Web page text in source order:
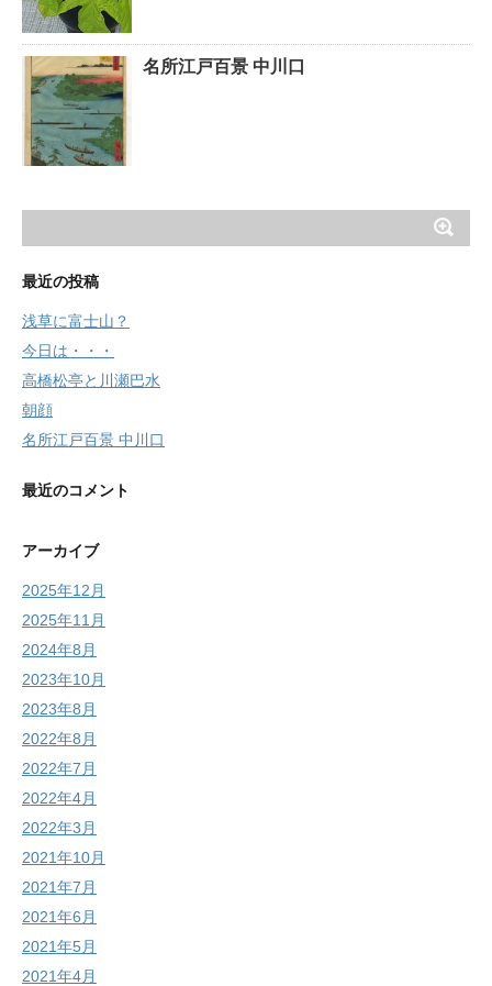
名所江戸百景 中川口
最近の投稿
浅草に富士山？
今日は・・・
高橋松亭と川瀬巴水
朝顔
名所江戸百景 中川口
最近のコメント
アーカイブ
2025年12月
2025年11月
2024年8月
2023年10月
2023年8月
2022年8月
2022年7月
2022年4月
2022年3月
2021年10月
2021年7月
2021年6月
2021年5月
2021年4月